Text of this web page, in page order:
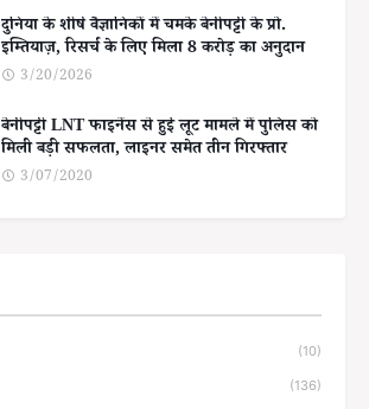
दुनिया के शीर्ष वैज्ञानिकों में चमके बेनीपट्टी के प्रो.
इम्तियाज़, रिसर्च के लिए मिला 8 करोड़ का अनुदान
3/20/2026
बेनीपट्टी LNT फाइनेंस से हुई लूट मामले में पुलिस को
मिली बड़ी सफलता, लाइनर समेत तीन गिरफ्तार
3/07/2020
(10)
(136)